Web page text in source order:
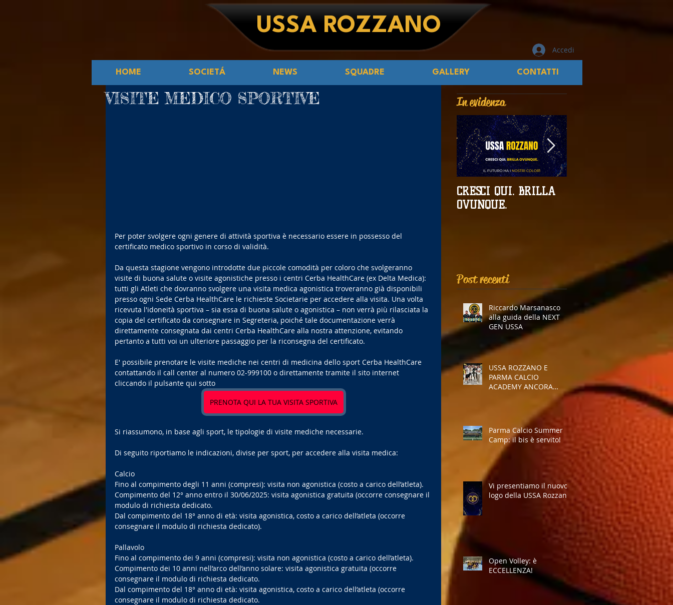
USSA ROZZANO
Accedi
In evidenza
CRESCI QUI. BRILLA
OVUNQUE.
VISITE MEDICO SPORTIVE
Per poter svolgere ogni genere di attività sportiva è necessario essere in possesso del
certificato medico sportivo in corso di validità.
Da questa stagione vengono introdotte due piccole comodità per coloro che svolgeranno
visite di buona salute o visite agonistiche presso i centri Cerba HealthCare (ex Delta Medica):
tutti gli Atleti che dovranno svolgere una visita medica agonistica troveranno già disponibili
presso ogni Sede Cerba HealthCare le richieste Societarie per accedere alla visita. Una volta
ricevuta l'idoneità sportiva – sia essa di buona salute o agonistica – non verrà più rilasciata la
copia del certificato da consegnare in Segreteria, poiché tale documentazione verrà
direttamente consegnata dai centri Cerba HealthCare alla nostra attenzione, evitando
pertanto a tutti voi un ulteriore passaggio per la riconsegna del certificato.
E' possibile prenotare le visite mediche nei centri di medicina dello sport Cerba HealthCare
contattando il call center al numero 02-999100 o direttamente tramite il sito internet
cliccando il pulsante qui sotto
PRENOTA QUI LA TUA VISITA SPORTIVA
Si riassumono, in base agli sport, le tipologie di visite mediche necessarie.
Di seguito riportiamo le indicazioni, divise per sport, per accedere alla visita medica:
Calcio
Fino al compimento degli 11 anni (compresi): visita non agonistica (costo a carico dell’atleta).
Compimento del 12° anno entro il 30/06/2025: visita agonistica gratuita (occorre consegnare il
modulo di richiesta dedicato.
Dal compimento del 18° anno di età: visita agonistica, costo a carico dell’atleta (occorre
consegnare il modulo di richiesta dedicato).
Pallavolo
Fino al compimento dei 9 anni (compresi): visita non agonistica (costo a carico dell’atleta).
Compimento dei 10 anni nell’arco dell’anno solare: visita agonistica gratuita (occorre
consegnare il modulo di richiesta dedicato.
Dal compimento del 18° anno di età: visita agonistica, costo a carico dell’atleta (occorre
consegnare il modulo di richiesta dedicato.
Riccardo Marsanasco
alla guida della NEXT
GEN USSA
USSA ROZZANO E
PARMA CALCIO
ACADEMY ANCORA
Parma Calcio Summer
Camp: il bis è servito!
Vi presentiamo il nuovo
logo della USSA Rozzano
Open Volley: è
ECCELLENZA!
Post recenti
HOME SOCIETÁ NEWS SQUADRE GALLERY CONTATTI